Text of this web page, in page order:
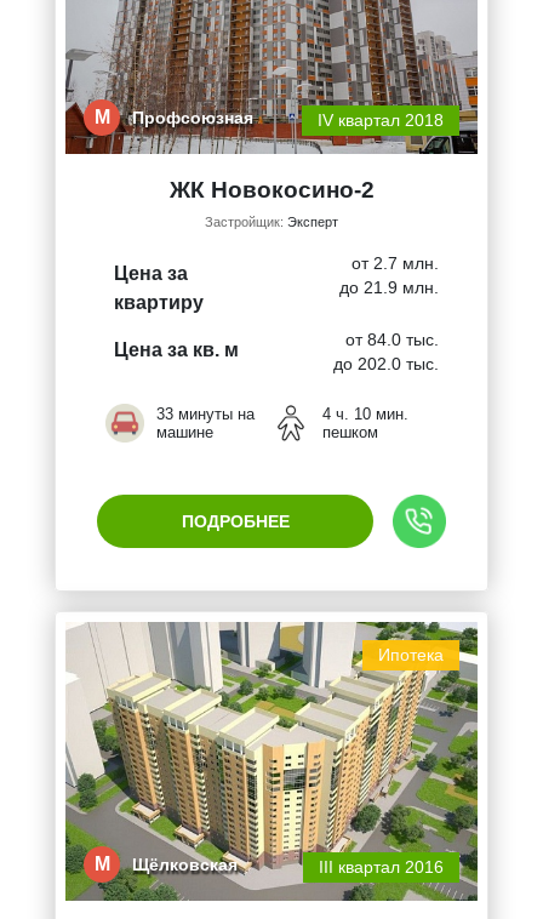
М Профсоюзная IV квартал 2018
ЖК Новокосино-2
Застройщик: Эксперт
Цена за
квартиру
от 2.7 млн.
до 21.9 млн.
Цена за кв. м
от 84.0 тыс.
до 202.0 тыс.
33 минуты на
машине
4 ч. 10 мин.
пешком
ПОДРОБНЕЕ
Ипотека
М Щёлковская III квартал 2016